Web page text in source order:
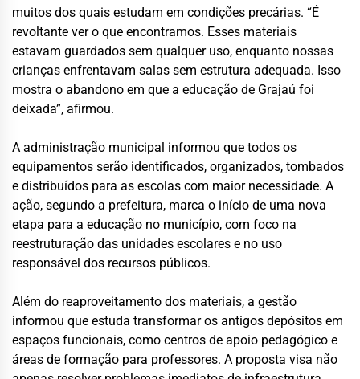
muitos dos quais estudam em condições precárias. “É
revoltante ver o que encontramos. Esses materiais
estavam guardados sem qualquer uso, enquanto nossas
crianças enfrentavam salas sem estrutura adequada. Isso
mostra o abandono em que a educação de Grajaú foi
deixada”, afirmou.
A administração municipal informou que todos os
equipamentos serão identificados, organizados, tombados
e distribuídos para as escolas com maior necessidade. A
ação, segundo a prefeitura, marca o início de uma nova
etapa para a educação no município, com foco na
reestruturação das unidades escolares e no uso
responsável dos recursos públicos.
Além do reaproveitamento dos materiais, a gestão
informou que estuda transformar os antigos depósitos em
espaços funcionais, como centros de apoio pedagógico e
áreas de formação para professores. A proposta visa não